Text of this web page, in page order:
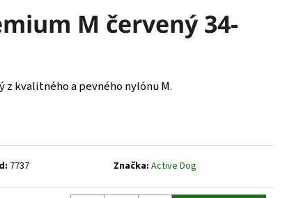
M červený 34-
z kvalitného a pevného nylónu M.
7737 Značka: Active Dog